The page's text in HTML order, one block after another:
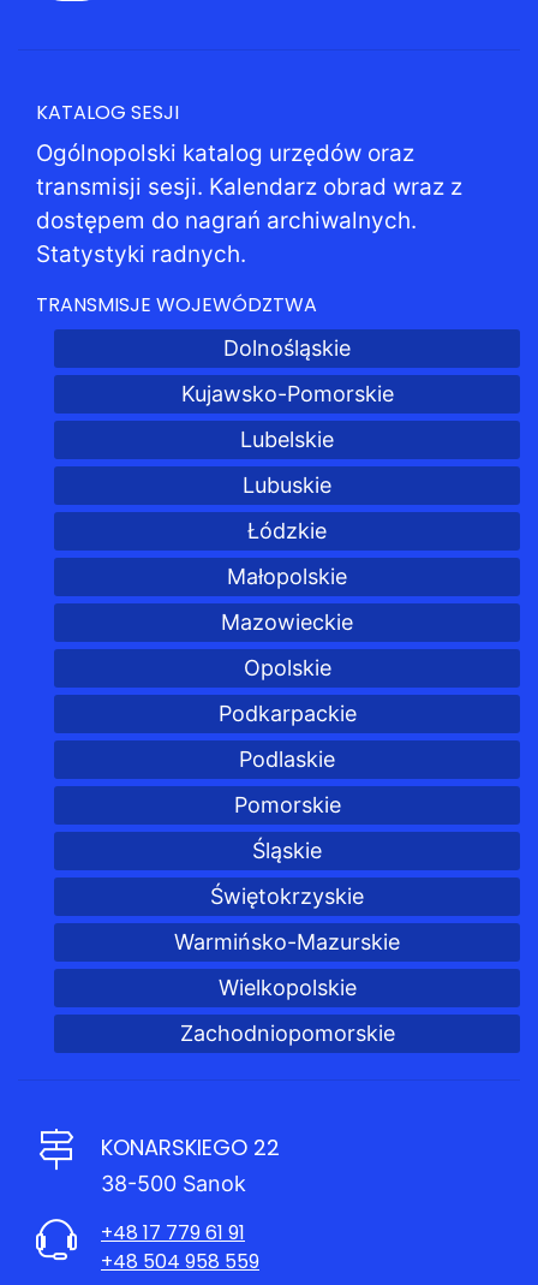
KATALOG SESJI
Ogólnopolski katalog urzędów oraz
transmisji sesji. Kalendarz obrad wraz z
dostępem do nagrań archiwalnych.
Statystyki radnych.
TRANSMISJE WOJEWÓDZTWA
Dolnośląskie
Kujawsko-Pomorskie
Lubelskie
Lubuskie
Łódzkie
Małopolskie
Mazowieckie
Opolskie
Podkarpackie
Podlaskie
Pomorskie
Śląskie
Świętokrzyskie
Warmińsko-Mazurskie
Wielkopolskie
Zachodniopomorskie
KONARSKIEGO 22
38-500 Sanok
+48 17 779 61 91
+48 504 958 559